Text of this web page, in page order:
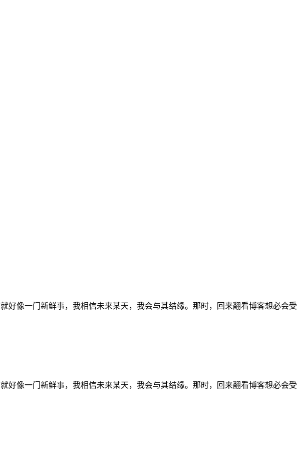
像一门新鲜事，我相信未来某天，我会与其结缘。那时，回来翻看博客想必会受
像一门新鲜事，我相信未来某天，我会与其结缘。那时，回来翻看博客想必会受